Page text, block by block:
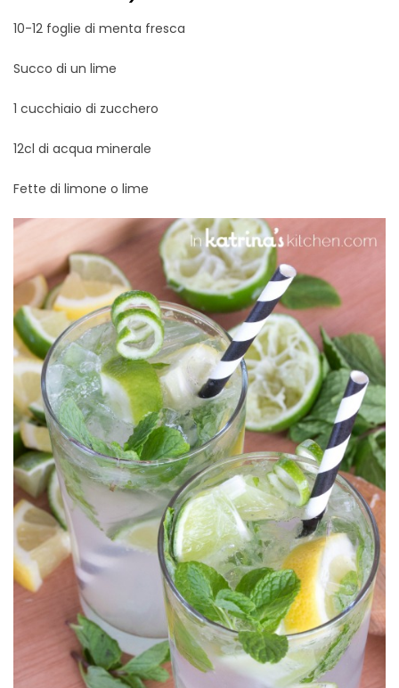
10-12 foglie di menta fresca
Succo di un lime
1 cucchiaio di zucchero
12cl di acqua minerale
Fette di limone o lime